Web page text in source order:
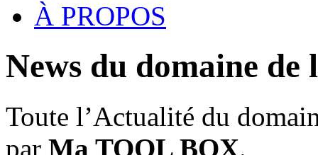
À PROPOS
News du domaine de
Toute l’Actualité du
par Ma TOOL BOX.